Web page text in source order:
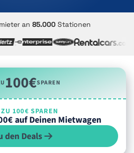
an 85.000 Stationen
100€SPAREN
100€ SPAREN
auf Deinen Mietwagen
den Deals